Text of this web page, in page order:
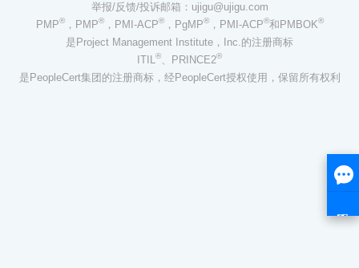
举报/反馈/投诉邮箱：ujigu@ujigu.com
PMP®，PMP®，PMI-ACP®，PgMP®，PMI-ACP®和PMBOK®
是Project Management Institute，Inc.的注册商标
ITIL®、PRINCE2®
是PeopleCert集团的注册商标，经PeopleCert授权使用，保留所有权利